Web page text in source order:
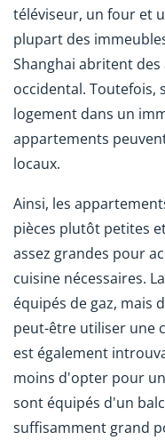
téléviseur, un four et
plupart des
Shanghai abritent
occidental. Toutefois,
logement dans un
appartements
locaux.
Ainsi, les
pièces plutôt petites
assez grandes pour
cuisine nécessaires.
équipés de gaz, mais
peut-être utiliser une
est également
moins d'opter pour
sont équipés d'un
suffisamment grand